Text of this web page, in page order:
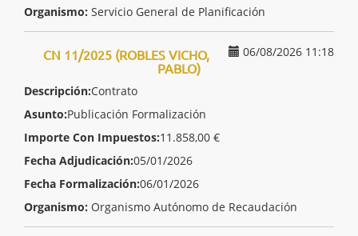
Organismo: Servicio General de Planificación
06/08/2026 11:18
CN 11/2025 (ROBLES VICHO,
PABLO)
Descripción:Contrato
Asunto:Publicación Formalización
Importe Con Impuestos:11.858,00 €
Fecha Adjudicación:05/01/2026
Fecha Formalización:06/01/2026
Organismo: Organismo Autónomo de Recaudación